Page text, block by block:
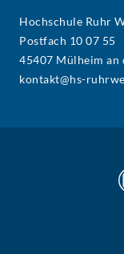
Hochschule Ruhr
Postfach 10 07 55
45407 Mülheim an
kontakt@hs-